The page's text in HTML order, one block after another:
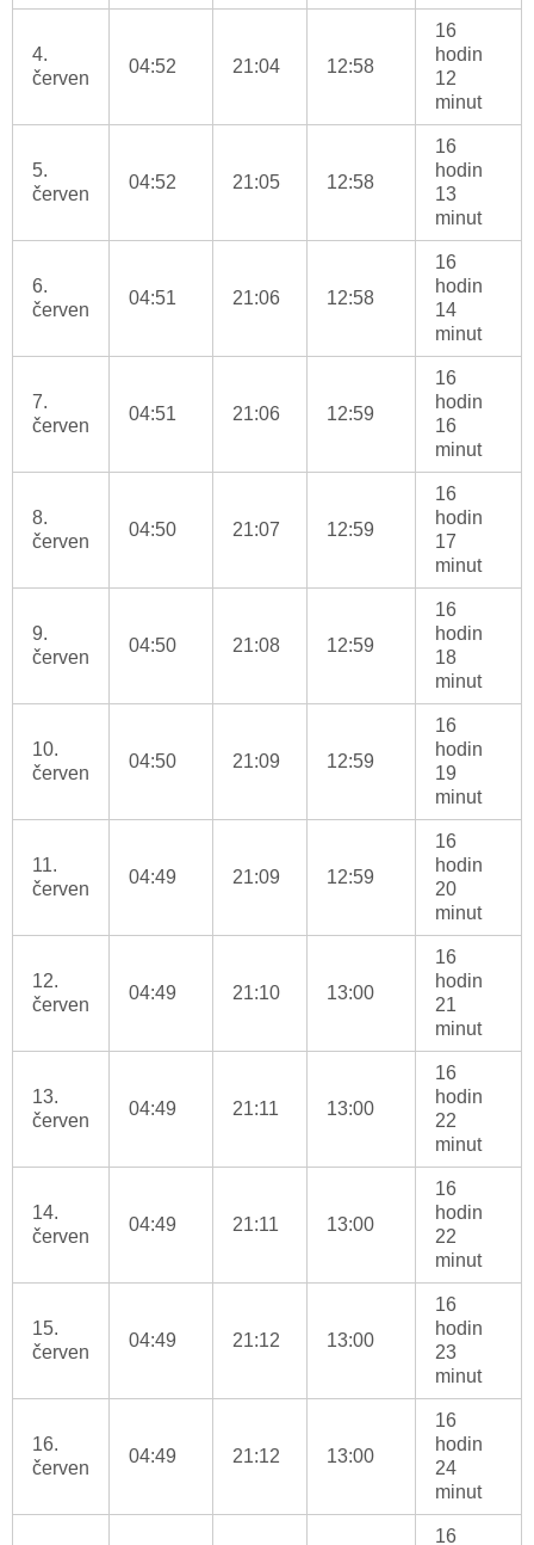
4.
červen
04:52 21:04 12:58
16
hodin
12
minut
5.
červen
04:52 21:05 12:58
16
hodin
13
minut
6.
červen
04:51 21:06 12:58
16
hodin
14
minut
7.
červen
04:51 21:06 12:59
16
hodin
16
minut
8.
červen
04:50 21:07 12:59
16
hodin
17
minut
9.
červen
04:50 21:08 12:59
16
hodin
18
minut
10.
červen
04:50 21:09 12:59
16
hodin
19
minut
11.
červen
04:49 21:09 12:59
16
hodin
20
minut
12.
červen
04:49 21:10 13:00
16
hodin
21
minut
13.
červen
04:49 21:11 13:00
16
hodin
22
minut
14.
červen
04:49 21:11 13:00
16
hodin
22
minut
15.
červen
04:49 21:12 13:00
16
hodin
23
minut
16.
červen
04:49 21:12 13:00
16
hodin
24
minut
16